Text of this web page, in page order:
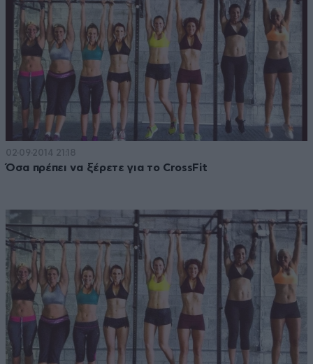
02·09·2014 21:18
Όσα πρέπει να ξέρετε για το CrossFit